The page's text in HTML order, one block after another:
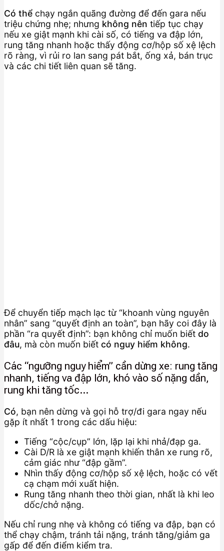
Có thể chạy ngắn quãng đường để đến gara nếu
triệu chứng nhẹ; nhưng không nên tiếp tục chạy
nếu xe giật mạnh khi cài số, có tiếng va đập lớn,
rung tăng nhanh hoặc thấy động cơ/hộp số xệ lệch
rõ ràng, vì rủi ro lan sang pát bắt, ống xả, bán trục
và các chi tiết liên quan sẽ tăng.
Để chuyển tiếp mạch lạc từ “khoanh vùng nguyên
nhân” sang “quyết định an toàn”, bạn hãy coi đây là
phần “ra quyết định”: bạn không chỉ muốn biết do
đâu, mà còn muốn biết có nguy hiểm không.
Các “ngưỡng nguy hiểm” cần dừng xe: rung tăng
nhanh, tiếng va đập lớn, khó vào số nặng dần,
rung khi tăng tốc…
Có, bạn nên dừng và gọi hỗ trợ/đi gara ngay nếu
gặp ít nhất 1 trong các dấu hiệu:
Tiếng “cộc/cụp” lớn, lặp lại khi nhả/đạp ga.
Cài D/R là xe giật mạnh khiến thân xe rung rõ,
cảm giác như “đập gầm”.
Nhìn thấy động cơ/hộp số xệ lệch, hoặc có vết
cạ chạm mới xuất hiện.
Rung tăng nhanh theo thời gian, nhất là khi leo
dốc/chở nặng.
Nếu chỉ rung nhẹ và không có tiếng va đập, bạn có
thể chạy chậm, tránh tải nặng, tránh tăng/giảm ga
gấp để đến điểm kiểm tra.